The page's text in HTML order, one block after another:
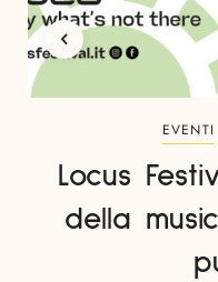
EVENTI
Locus
della